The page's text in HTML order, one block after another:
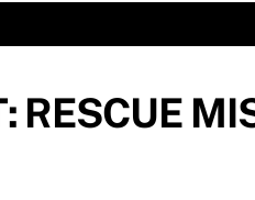
RESCUE